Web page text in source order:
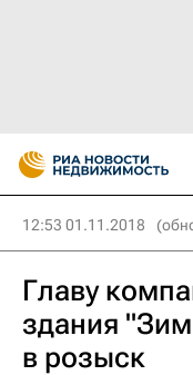
12:53 01.11.2018
Главу
здания
в розыск